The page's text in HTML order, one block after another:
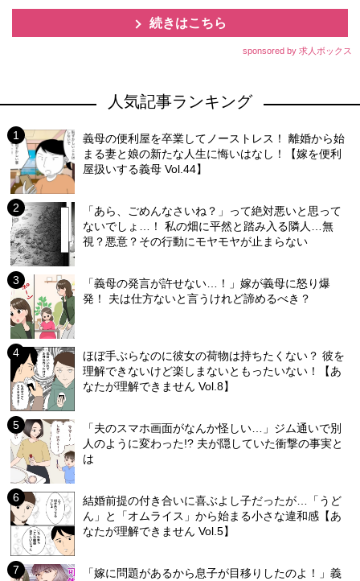
続きはこちら
sponsored by 求人ボックス
人気記事ランキング
義母の便利屋を卒業してノーストレス！ 離婚から始
まる妻と娘の新たな人生に悔いはなし！【嫁を便利
屋扱いする義母 Vol.44】
「あら、ごめんなさいね？」って絶対悪いと思って
ないでしょ…！ 私の畑に平然と踏み入る隣人…無
視？悪意？その行動にモヤモヤが止まらない
「義母の発言が許せない…！」嫁が義母に怒り爆
発！ 夫は仕方ないと言うけれど諦めるべき？
ほぼ手ぶらなのに彼女の荷物は持ちたくない？ 彼を
理解できないけど楽しまないともったいない！【あ
なたが理解できません Vol.8】
「夫のスマホ画面がなんか怪しい…」ジム通いで別
人のように変わった!? 夫が隠していた衝撃の事実と
は
結婚前提の付き合いに喜ぶよし子だったが…「うど
ん」と「オムライス」から始まる小さな違和感【あ
なたが理解できません Vol.5】
「嫁に問題があるから息子が目移りしたのよ！」義